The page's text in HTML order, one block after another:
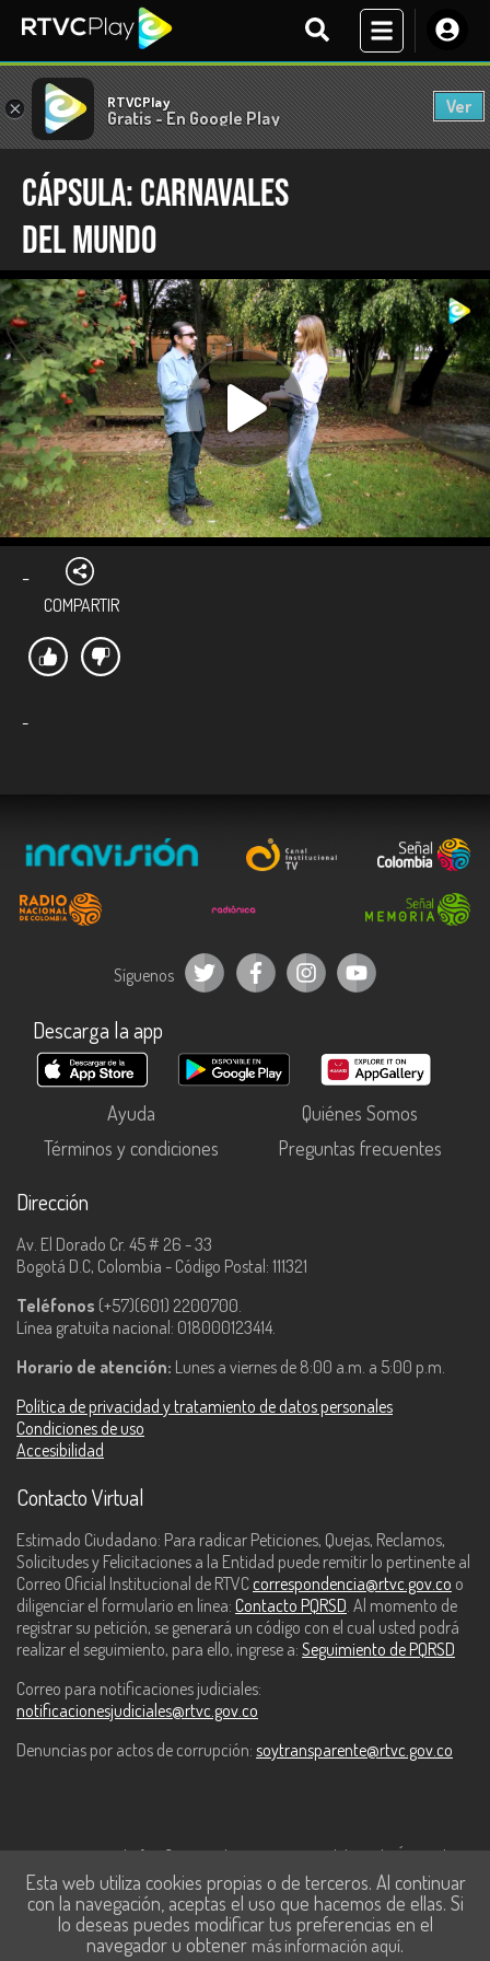
× RTVCPlay
Gratis - En Google Play
Ver
Cápsula: Carnavales
del mundo
-
COMPARTIR
-
Síguenos
Descarga la app
Ayuda
Quiénes Somos
Términos y condiciones
Preguntas frecuentes
Dirección
Av. El Dorado Cr. 45 # 26 - 33
Bogotá D.C, Colombia - Código Postal: 111321
Teléfonos (+57)(601) 2200700.
Línea gratuita nacional: 018000123414.
Horario de atención: Lunes a viernes de 8:00 a.m. a 5:00 p.m.
Política de privacidad y tratamiento de datos personales
Condiciones de uso
Accesibilidad
Contacto Virtual
Estimado Ciudadano: Para radicar Peticiones, Quejas, Reclamos,
Solicitudes y Felicitaciones a la Entidad puede remitir lo pertinente al
Correo Oficial Institucional de RTVC correspondencia@rtvc.gov.co o
diligenciar el formulario en línea: Contacto PQRSD. Al momento de
registrar su petición, se generará un código con el cual usted podrá
realizar el seguimiento, para ello, ingrese a: Seguimiento de PQRSD
Correo para notificaciones judiciales:
notificacionesjudiciales@rtvc.gov.co
Denuncias por actos de corrupción: soytransparente@rtvc.gov.co
Este contenido fue financiado con recursos del Fondo Único de
Tecnologías de la Información y las Comunicaciones de MinTic.
Esta web utiliza cookies propias o de terceros. Al continuar
con la navegación, aceptas el uso que hacemos de ellas. Si
lo deseas puedes modificar tus preferencias en el
navegador u obtener más información aquí.